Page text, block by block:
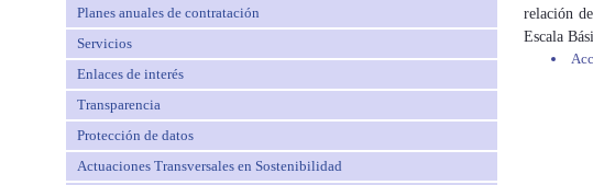
Planes anuales de contratación
Servicios
Enlaces de interés
Transparencia
Protección de datos
Actuaciones Transversales en Sostenibilidad
relación
Escala